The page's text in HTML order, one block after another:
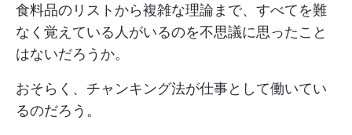
食料品のリストから複雑な理論まで、すべてを難
なく覚えている人がいるのを不思議に思ったこと
はないだろうか。
おそらく、チャンキング法が仕事として働いてい
るのだろう。